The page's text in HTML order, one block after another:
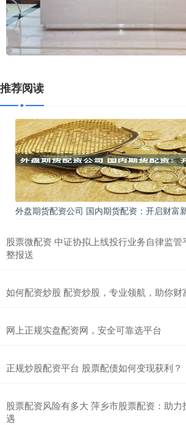
推荐阅读
外盘期货配资公司 国内期货配资：开启财富
股票微配资 中证协拟上线投行业务自律监
整报送
如何配资炒股 配资炒股，专业领航，助你财
网上正规实盘配资网，安全可靠选平台
正规炒股配资平台 股票配债如何变现获利？
股票配资风险有多大 萍乡市股票配资：助
遇